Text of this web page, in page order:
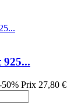
925...
50% Prix 27,80 €